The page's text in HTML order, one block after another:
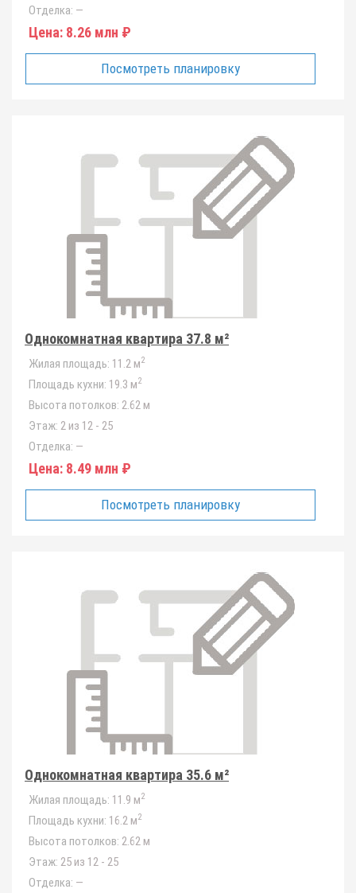
Отделка: —
Цена: 8.26 млн ₽
Посмотреть планировку
Однокомнатная квартира 37.8 м²
Жилая площадь: 11.2 м2
Площадь кухни: 19.3 м2
Высота потолков: 2.62 м
Этаж: 2 из 12 - 25
Отделка: —
Цена: 8.49 млн ₽
Посмотреть планировку
Однокомнатная квартира 35.6 м²
Жилая площадь: 11.9 м2
Площадь кухни: 16.2 м2
Высота потолков: 2.62 м
Этаж: 25 из 12 - 25
Отделка: —